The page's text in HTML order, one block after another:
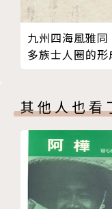
塔夫茲大學、西
科學史研究中心
師，曾為哲學教
cting Truth）、《
學態度》（The
科學中的法律和
he Social
九州四海風雅同
多族士人圈的形
其他人也看